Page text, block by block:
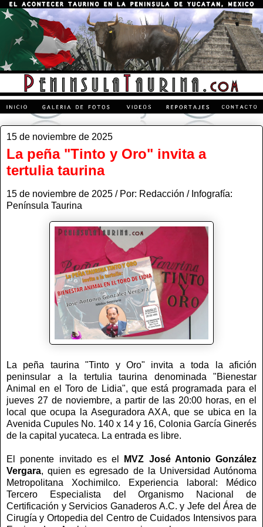
15 de noviembre de 2025
La peña "Tinto y Oro" invita a
tertulia taurina
15 de noviembre de 2025 / Por: Redacción / Infografía:
Península Taurina
La peña taurina "Tinto y Oro" invita a toda la afición
peninsular a la tertulia taurina denominada "Bienestar
Animal en el Toro de Lidia", que está programada para el
jueves 27 de noviembre, a partir de las 20:00 horas, en el
local que ocupa la Aseguradora AXA, que se ubica en la
Avenida Cupules No. 140 x 14 y 16, Colonia García Ginerés
de la capital yucateca. La entrada es libre.
El ponente invitado es el
MVZ José Antonio González
Vergara, quien es egresado de la Universidad Autónoma
Metropolitana Xochimilco. Experiencia laboral: Médico
Tercero Especialista del Organismo Nacional de
Certificación y Servicios Ganaderos A.C. y Jefe del Área de
Cirugía y Ortopedia del Centro de Cuidados Intensivos para